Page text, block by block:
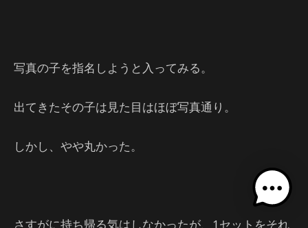
写真の子を指名しようと入ってみる。
出てきたその子は見た目はほぼ写真通り。
しかし、やや丸かった。
さすがに持ち帰る気はしなかったが、1セットをそれ